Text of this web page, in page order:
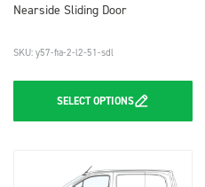
Nearside Sliding Door
SKU: y57-fia-2-l2-51-sdl
SELECTOPTIONS